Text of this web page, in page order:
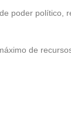
poder
de